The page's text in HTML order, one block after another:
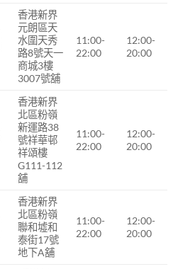
香港新界
元朗區天
水圍天秀
路8號天一
商城3樓
3007號舖
11:00-
22:00
12:00-
20:00
香港新界
北區粉嶺
新運路38
號祥華邨
祥頌樓
G111-112
舖
11:00-
22:00
12:00-
20:00
香港新界
北區粉嶺
聯和墟和
泰街17號
地下A舖
11:00-
22:00
12:00-
20:00